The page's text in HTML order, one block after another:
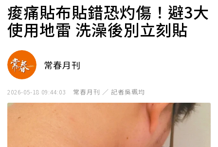
痠痛貼布貼錯恐灼傷！避3大
使用地雷 洗澡後別立刻貼
常春月刊
2026-05-18 09:44:03 常春月刊 ／ 記者吳珮均